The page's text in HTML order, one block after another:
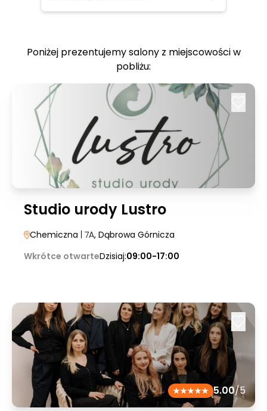
Poniżej prezentujemy salony z miejscowości w
pobliżu:
Studio urody Lustro
Chemiczna | 7A, Dąbrowa Górnicza
Wkrótce otwarteDzisiaj:09:00-17:00
5.00/5